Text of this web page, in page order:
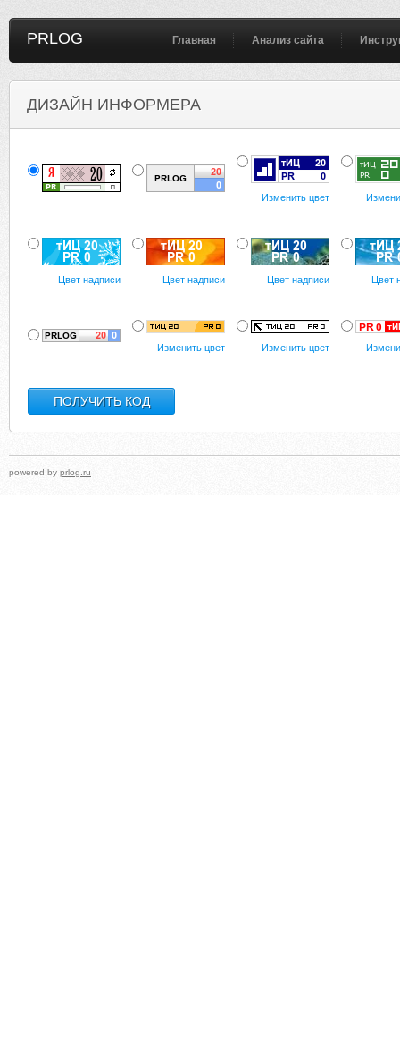
PRLOG Главная Анализ сайта
ДИЗАЙН ИНФОРМЕРА
Изменить цвет
Цвет надписи Цвет надписи Цвет надписи Цвет
Изменить цвет Изменить цвет
powered by prlog.ru